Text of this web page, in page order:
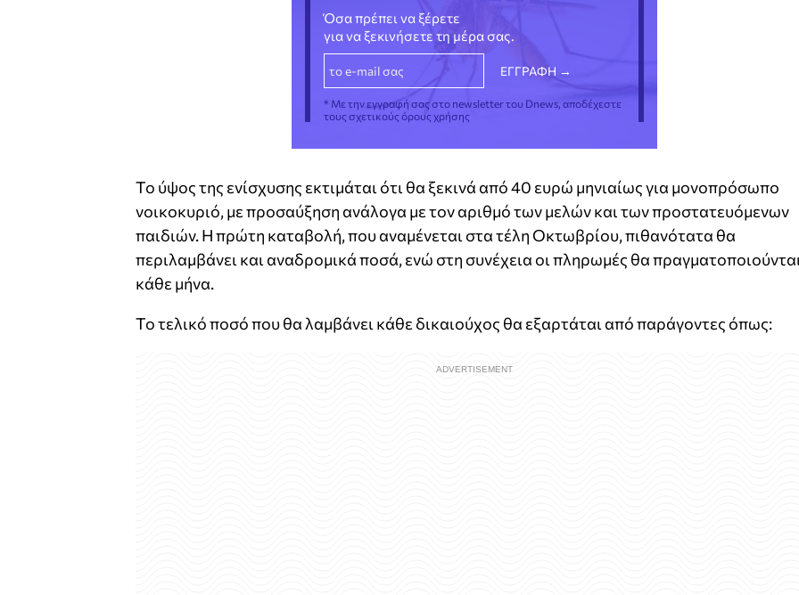
Όσα πρέπει να ξέρετε
για να ξεκινήσετε τη μέρα σας.
* Με την εγγραφή σας στο newsletter του Dnews, αποδέχεστε
τους σχετικούς όρους χρήσης
Το ύψος της ενίσχυσης εκτιμάται ότι θα ξεκινά από 40 ευρώ μηνιαίως για μονοπρόσωπο
νοικοκυριό, με προσαύξηση ανάλογα με τον αριθμό των μελών και των προστατευόμενων
παιδιών. Η πρώτη καταβολή, που αναμένεται στα τέλη Οκτωβρίου, πιθανότατα θα
περιλαμβάνει και αναδρομικά ποσά, ενώ στη συνέχεια οι πληρωμές θα
κάθε μήνα.
Το τελικό ποσό που θα λαμβάνει κάθε δικαιούχος θα εξαρτάται από παράγοντες όπως: